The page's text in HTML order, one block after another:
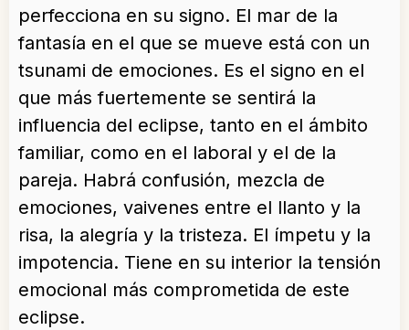
perfecciona en su signo. El mar de la
fantasía en el que se mueve está con un
tsunami de emociones. Es el signo en el
que más fuertemente se sentirá la
influencia del eclipse, tanto en el ámbito
familiar, como en el laboral y el de la
pareja. Habrá confusión, mezcla de
emociones, vaivenes entre el llanto y la
risa, la alegría y la tristeza. El ímpetu y la
impotencia. Tiene en su interior la tensión
emocional más comprometida de este
eclipse.